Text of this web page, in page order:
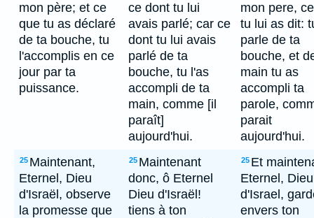
mon père; et ce
que tu as déclaré
de ta bouche, tu
l'accomplis en ce
jour par ta
puissance.
ce dont tu lui
avais parlé; car ce
dont tu lui avais
parlé de ta
bouche, tu l'as
accompli de ta
main, comme [il
paraît]
aujourd'hui.
mon pere,
tu lui as dit:
parle de ta
bouche, et
main tu as
accompli ta
parole,
parait
aujourd'hui.
25 Maintenant,
Eternel, Dieu
d'Israël, observe
la promesse que
25 Maintenant
donc, ô Eternel
Dieu d'Israël!
tiens à ton
25 Et
Eternel, Dieu
d'Israel,
envers ton